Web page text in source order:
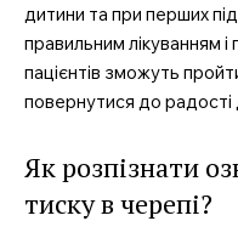
дитини та при перших
правильним лікуванням
пацієнтів зможуть
повернутися до радості
Як розпізнати
тиску в черепі?